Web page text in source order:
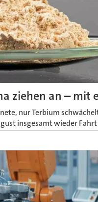
ziehen an – mit
nur Terbium
insgesamt wieder Fahrt